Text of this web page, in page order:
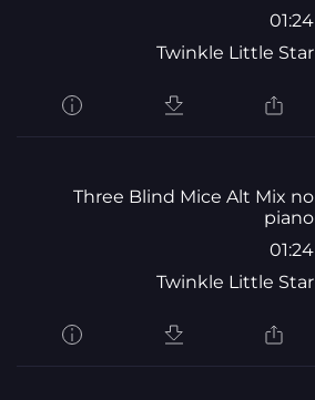
01:24
Twinkle Little Star
Three Blind Mice Alt Mix no
piano
01:24
Twinkle Little Star